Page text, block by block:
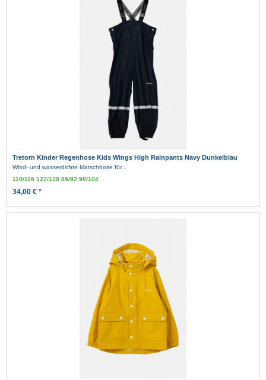
Tretorn Kinder Regenhose Kids Wings High Rainpants Navy Dunkelblau
Wind- und wasserdichte Matschhose für...
110/116 122/12886/9298/104
34,00 € *